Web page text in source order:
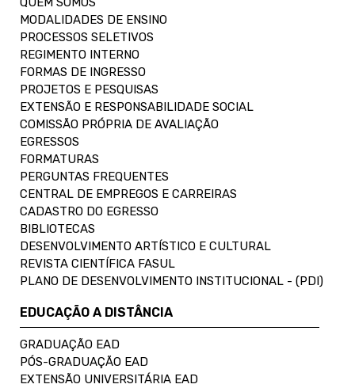
MODALIDADES DE ENSINO
PROCESSOS SELETIVOS
REGIMENTO INTERNO
FORMAS DE INGRESSO
PROJETOS E PESQUISAS
EXTENSÃO E RESPONSABILIDADE SOCIAL
COMISSÃO PRÓPRIA DE AVALIAÇÃO
EGRESSOS
FORMATURAS
PERGUNTAS FREQUENTES
CENTRAL DE EMPREGOS E CARREIRAS
CADASTRO DO EGRESSO
BIBLIOTECAS
DESENVOLVIMENTO ARTÍSTICO E CULTURAL
REVISTA CIENTÍFICA FASUL
PLANO DE DESENVOLVIMENTO INSTITUCIONAL - (PDI)
EDUCAÇÃO A DISTÂNCIA
GRADUAÇÃO EAD
PÓS-GRADUAÇÃO EAD
EXTENSÃO UNIVERSITÁRIA EAD